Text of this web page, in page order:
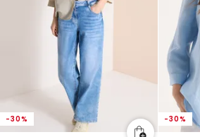
-30% -30%